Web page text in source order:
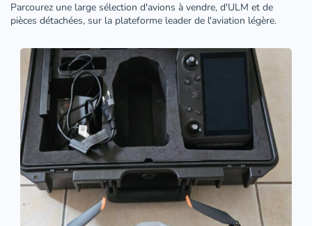
Parcourez une large sélection d'avions à vendre, d'ULM et de
pièces détachées, sur la plateforme leader de l'aviation légère.